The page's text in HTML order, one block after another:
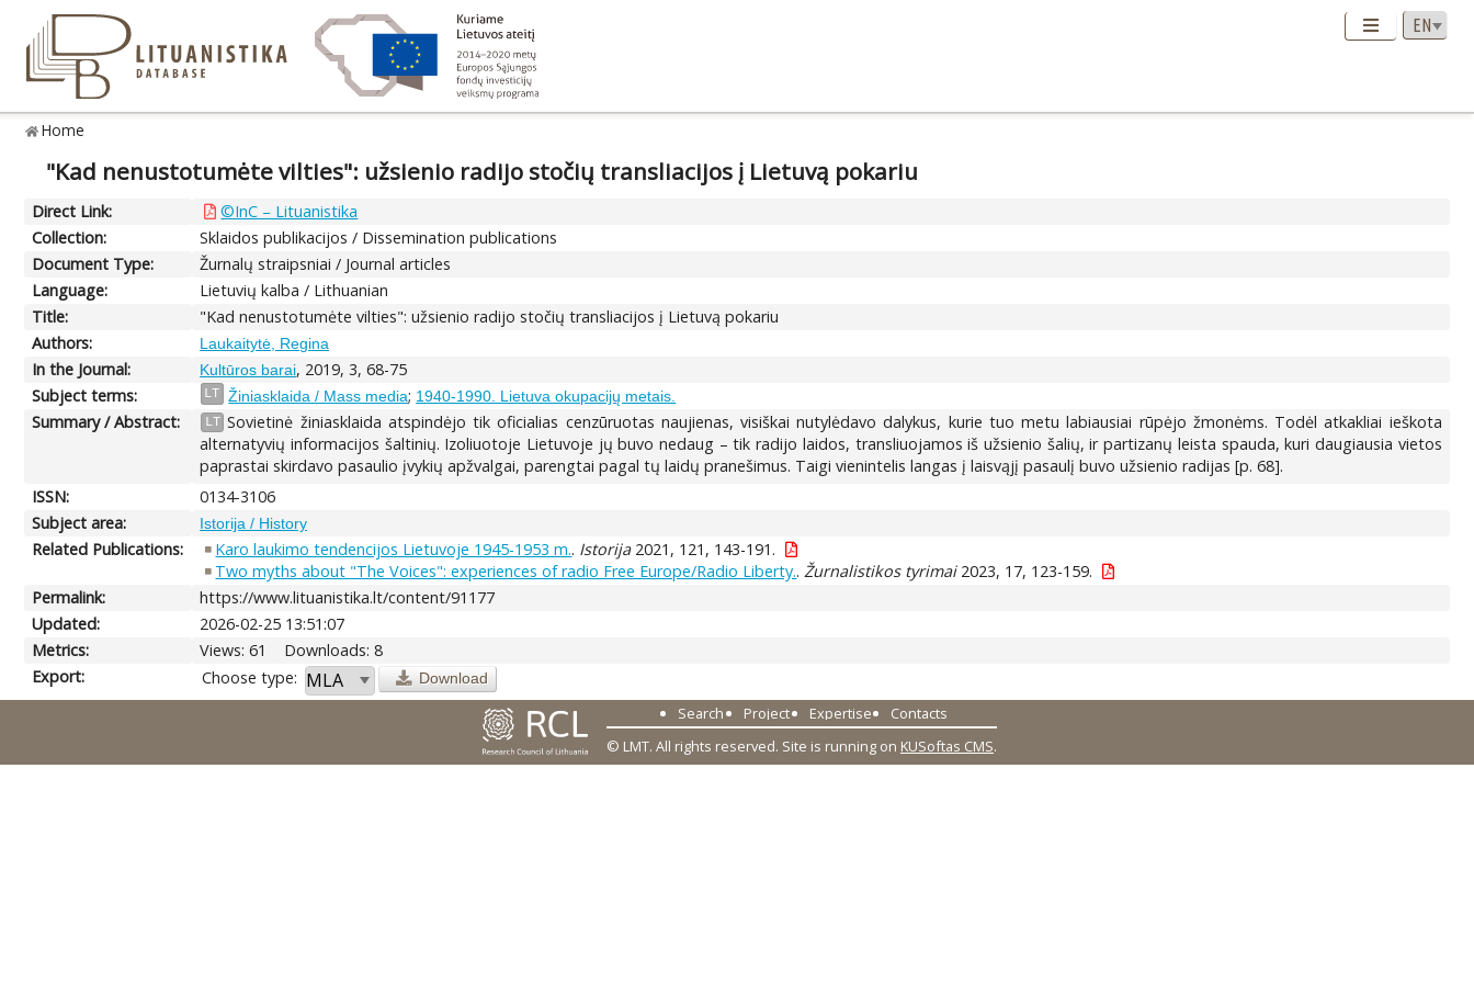
Home
"Kad nenustotumėte vilties": užsienio radijo stočių transliacijos į Lietuvą pokariu
Direct Link:
©InC – Lituanistika
Collection:
Sklaidos publikacijos / Dissemination publications
Document Type:
Žurnalų straipsniai / Journal articles
Language:
Lietuvių kalba / Lithuanian
Title:
"Kad nenustotumėte vilties": užsienio radijo stočių transliacijos į Lietuvą pokariu
Authors:
Laukaitytė, Regina
In the Journal: Kultūros barai, 2019, 3, 68-75
Subject terms:
LT Žiniasklaida / Mass media; 1940-1990. Lietuva okupacijų metais.
Summary / Abstract: LT Sovietinė žiniasklaida atspindėjo tik oficialias cenzūruotas naujienas, visiškai nutylėdavo dalykus, kurie tuo metu labiausiai rūpėjo žmonėms. Todėl atkakliai ieškota
alternatyvių informacijos šaltinių. Izoliuotoje Lietuvoje jų buvo nedaug – tik radijo laidos, transliuojamos iš užsienio šalių, ir partizanų leista spauda, kuri daugiausia vietos
paprastai skirdavo pasaulio įvykių apžvalgai, parengtai pagal tų laidų pranešimus. Taigi vienintelis langas į laisvąjį pasaulį buvo užsienio radijas [p. 68].
ISSN:
0134-3106
Subject area:
Istorija / History
Related Publications: Karo laukimo tendencijos Lietuvoje 1945-1953 m.. Istorija2021, 121, 143-191.
Two myths about "The Voices": experiences of radio Free Europe/Radio Liberty.. Žurnalistikos tyrimai2023, 17, 123-159.
Permalink:
https://www.lituanistika.lt/content/91177
Updated:
2026-02-25 13:51:07
Metrics:
Views: 61
Downloads: 8
Export:
Choose type: Download
Search Project Expertise
Contacts
© LMT. All rights reserved. Site is running on KUSoftas CMS.